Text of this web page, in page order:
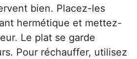
bien. Placez-les
hermétique et mettez-
Le plat se garde
Pour réchauffer, utilisez